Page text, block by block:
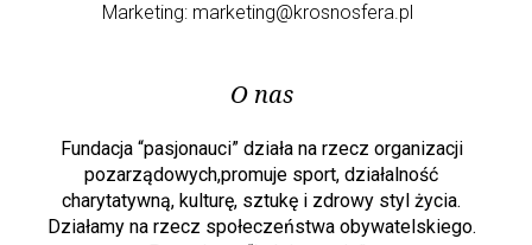
Marketing: marketing@krosnosfera.pl
O nas
Fundacja “pasjonauci” działa na rzecz organizacji
pozarządowych,promuje sport, działalność
charytatywną, kulturę, sztukę i zdrowy styl życia.
Działamy na rzecz społeczeństwa obywatelskiego.